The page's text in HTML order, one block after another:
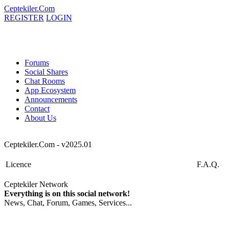
Ceptekiler.Com
REGISTER LOGIN
Forums
Social Shares
Chat Rooms
App Ecosystem
Announcements
Contact
About Us
Ceptekiler.Com - v2025.01
Licence F.A.Q.
Ceptekiler Network
Everything is on this social network!
News, Chat, Forum, Games, Services...